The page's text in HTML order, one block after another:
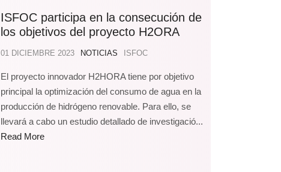
ISFOC participa en la consecución de
los objetivos del proyecto H2ORA
01 DICIEMBRE 2023 NOTICIAS ISFOC
El proyecto innovador H2HORA tiene por objetivo
principal la optimización del consumo de agua en la
producción de hidrógeno renovable. Para ello, se
llevará a cabo un estudio detallado de investigació...
Read More